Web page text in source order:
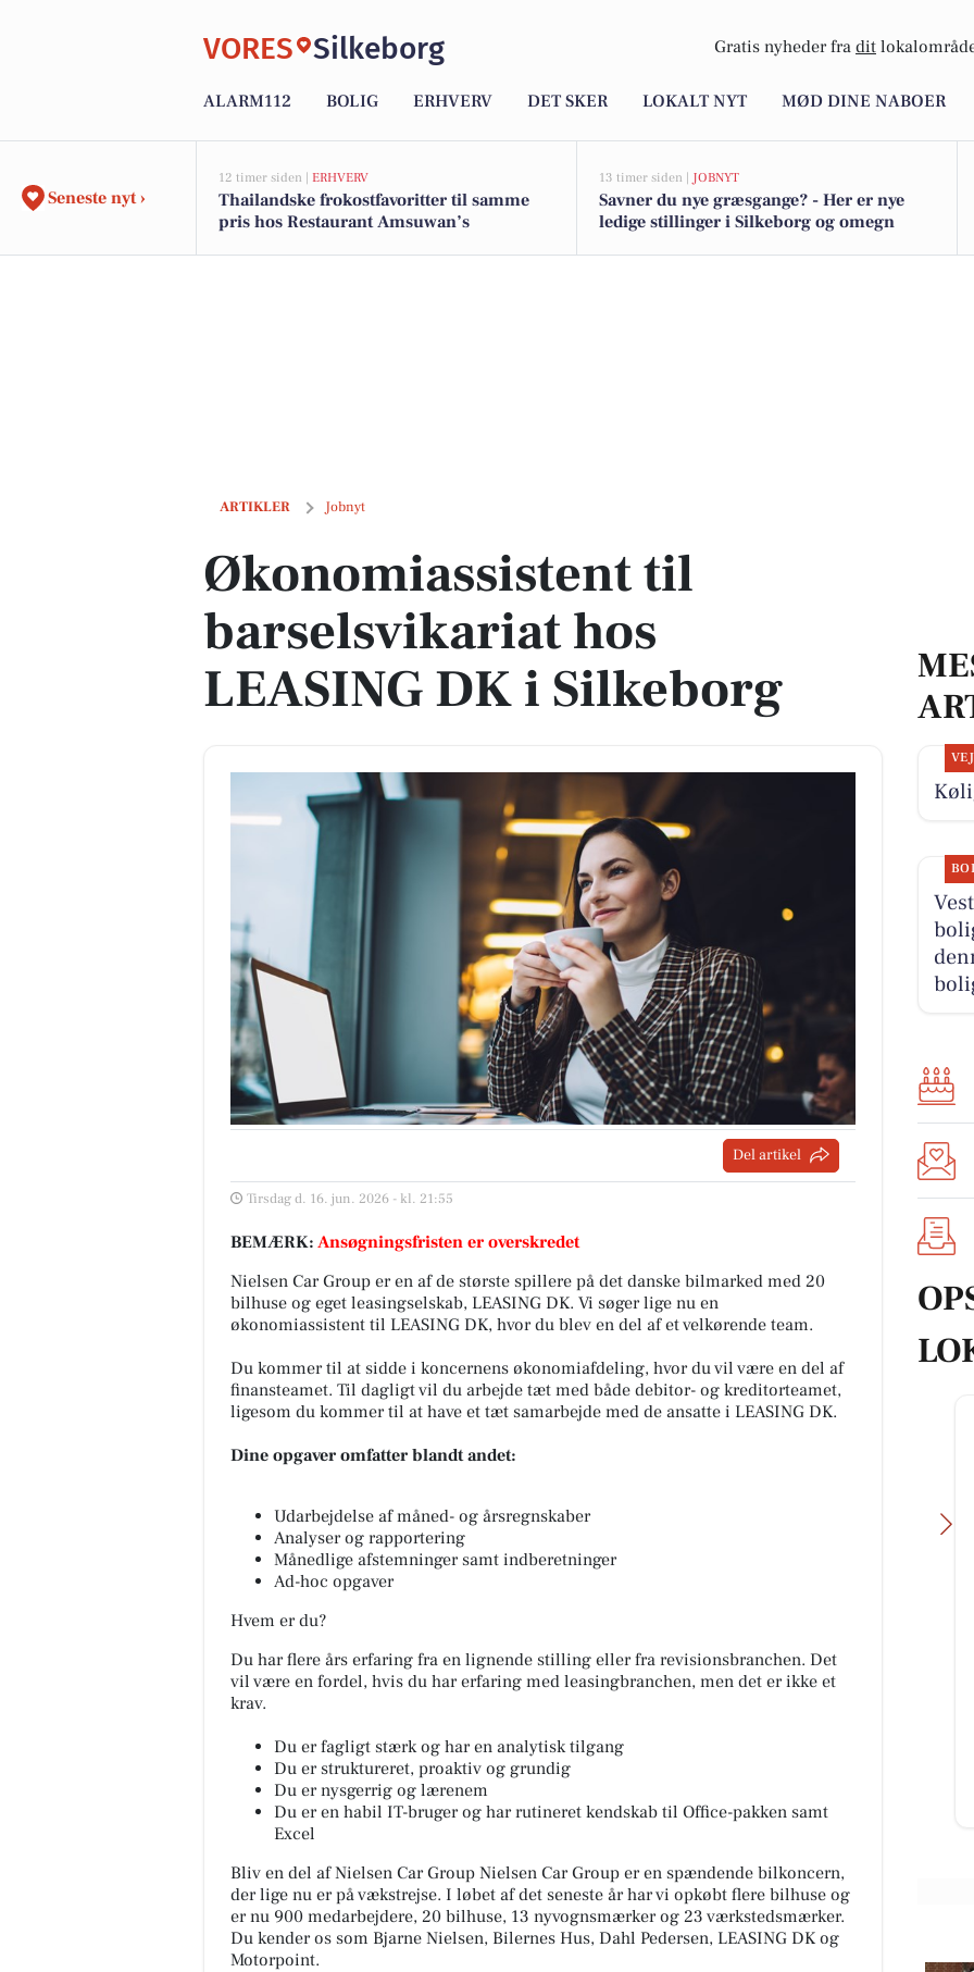
VORES Silkeborg Gratis nyheder fra dit
ALARM112 BOLIG ERHVERV DET SKER LOKALT NYT MØD DINE NABOER
Seneste nyt ›
12 timer siden | ERHVERV
Thailandske frokostfavoritter til samme
pris hos Restaurant Amsuwan’s
13 timer siden | JOBNYT
Savner du nye græsgange? - Her er nye
ledige stillinger i Silkeborg og omegn
ARTIKLER Jobnyt
Økonomiassistent til barselsvikariat hos LEASING DK i Silkeborg
Økonomiassistent til
barselsvikariat hos
LEASING DK i Silkeborg
Del artikel
Tirsdag d. 16. jun. 2026 - kl. 21:55
BEMÆRK: Ansøgningsfristen er overskredet
Nielsen Car Group er en af de største spillere på det danske bilmarked med 20
bilhuse og eget leasingselskab, LEASING DK. Vi søger lige nu en
økonomiassistent til LEASING DK, hvor du blev en del af et velkørende team.
Du kommer til at sidde i koncernens økonomiafdeling, hvor du vil være en del af
finansteamet. Til dagligt vil du arbejde tæt med både debitor- og kreditorteamet,
ligesom du kommer til at have et tæt samarbejde med de ansatte i LEASING DK.
Dine opgaver omfatter blandt andet:
Udarbejdelse af måned- og årsregnskaber
Analyser og rapportering
Månedlige afstemninger samt indberetninger
Ad-hoc opgaver
Hvem er du?
Du har flere års erfaring fra en lignende stilling eller fra revisionsbranchen. Det
vil være en fordel, hvis du har erfaring med leasingbranchen, men det er ikke et
krav.
Du er fagligt stærk og har en analytisk tilgang
Du er struktureret, proaktiv og grundig
Du er nysgerrig og lærenem
Du er en habil IT-bruger og har rutineret kendskab til Office-pakken samt
Excel
Bliv en del af Nielsen Car Group Nielsen Car Group er en spændende bilkoncern,
der lige nu er på vækstrejse. I løbet af det seneste år har vi opkøbt flere bilhuse og
er nu 900 medarbejdere, 20 bilhuse, 13 nyvognsmærker og 23 værkstedsmærker.
Du kender os som Bjarne Nielsen, Bilernes Hus, Dahl Pedersen, LEASING DK og
Motorpoint.
FOA Silkeborg-
Skanderborg
gode idéer, kreative løsninger og
små tricks, der får hverdagen...
Åbn opslaget
Skyttehusets Outdoor
Camp